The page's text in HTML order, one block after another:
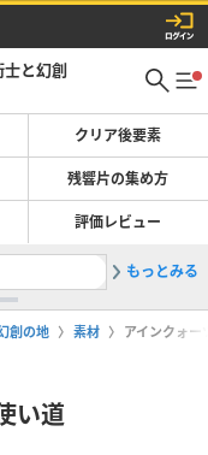
士と幻創
クリア後要素
残響片の集め方
評価レビュー
2最強装
もっとみる
創の地 素材 アインクォー
い道